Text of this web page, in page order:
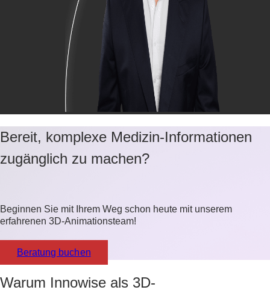
Bereit, komplexe Medizin-Informationen
zugänglich zu machen?
Beginnen Sie mit Ihrem Weg schon heute mit unserem
erfahrenen 3D-Animationsteam!
Beratung buchen
Warum Innowise als 3D-